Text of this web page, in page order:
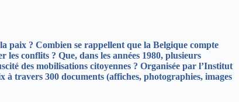
paix ? Combien se rappellent que la Belgique compte
conflits ? Que, dans les années 1980, plusieurs
des mobilisations citoyennes ? Organisée par l’Institut
travers 300 documents (affiches, photographies, images